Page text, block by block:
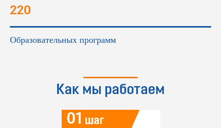
220
Образовательных программ
Как мы работаем
01 шаг